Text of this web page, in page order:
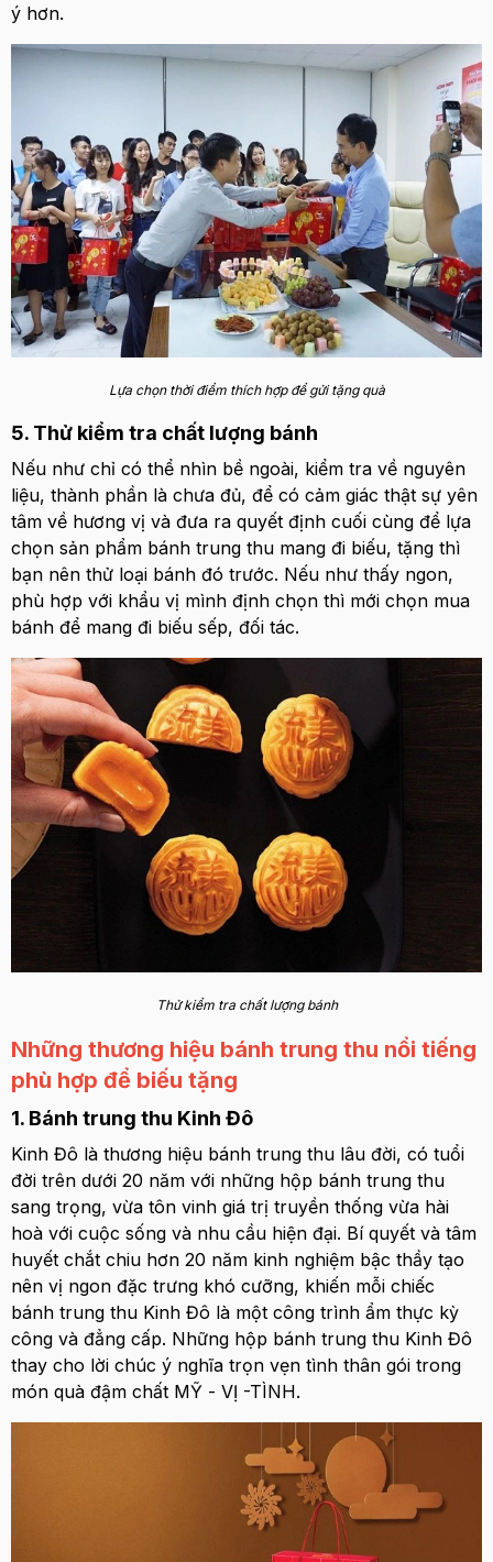
ý hơn.
Lựa chọn thời điểm thích hợp để gửi tặng quà
5. Thử kiểm tra chất lượng bánh
Nếu như chỉ có thể nhìn bề ngoài, kiểm tra về nguyên
liệu, thành phần là chưa đủ, để có cảm giác thật sự yên
tâm về hương vị và đưa ra quyết định cuối cùng để lựa
chọn sản phẩm bánh trung thu mang đi biếu, tặng thì
bạn nên thử loại bánh đó trước. Nếu như thấy ngon,
phù hợp với khẩu vị mình định chọn thì mới chọn mua
bánh để mang đi biếu sếp, đối tác.
Thử kiểm tra chất lượng bánh
Những thương hiệu bánh trung thu nổi tiếng
phù hợp để biếu tặng
1. Bánh trung thu Kinh Đô
Kinh Đô là thương hiệu bánh trung thu lâu đời, có tuổi
đời trên dưới 20 năm với những hộp bánh trung thu
sang trọng, vừa tôn vinh giá trị truyền thống vừa hài
hoà với cuộc sống và nhu cầu hiện đại. Bí quyết và tâm
huyết chắt chiu hơn 20 năm kinh nghiệm bậc thầy tạo
nên vị ngon đặc trưng khó cưỡng, khiến mỗi chiếc
bánh trung thu Kinh Đô là một công trình ẩm thực kỳ
công và đẳng cấp. Những hộp bánh trung thu Kinh Đô
thay cho lời chúc ý nghĩa trọn vẹn tình thân gói trong
món quà đậm chất MỸ - VỊ -TÌNH.